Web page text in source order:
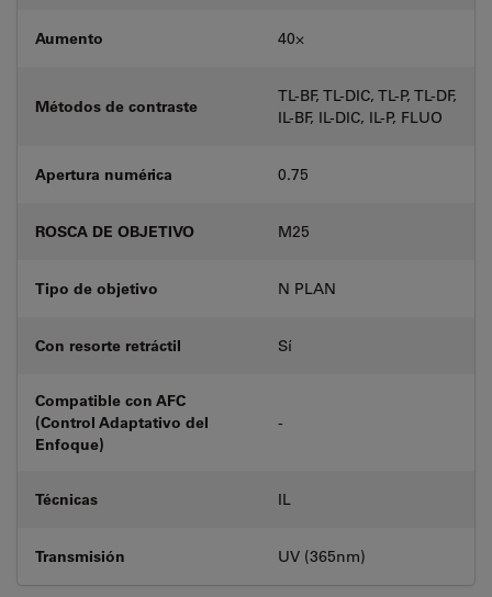
Aumento 40⨉
Métodos de contraste
TL-BF, TL-DIC, TL-P, TL-DF,
IL-BF, IL-DIC, IL-P, FLUO
Apertura numérica 0.75
ROSCA DE OBJETIVO M25
Tipo de objetivo N PLAN
Con resorte retráctil Sí
Compatible con AFC
(Control Adaptativo del
Enfoque)
-
Técnicas IL
Transmisión UV (365nm)